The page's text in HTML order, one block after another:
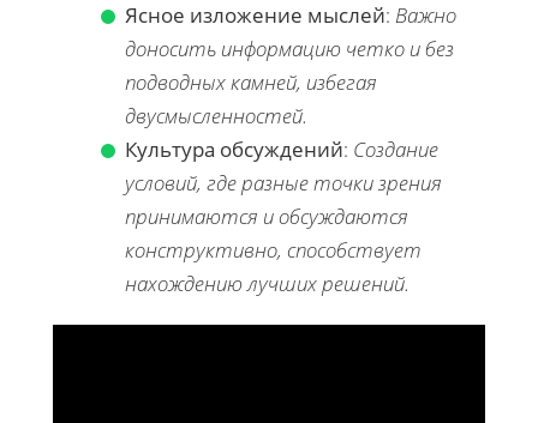
Ясное изложение мыслей: Важно
доносить информацию четко и без
подводных камней, избегая
двусмысленностей.
Культура обсуждений: Создание
условий, где разные точки зрения
принимаются и обсуждаются
конструктивно, способствует
нахождению лучших решений.